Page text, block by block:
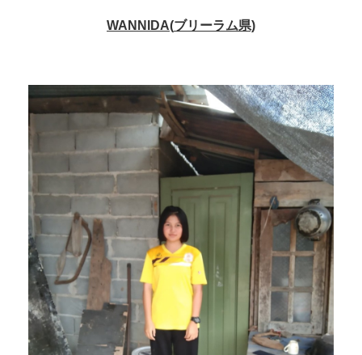
WANNIDA(ブリーラム県)